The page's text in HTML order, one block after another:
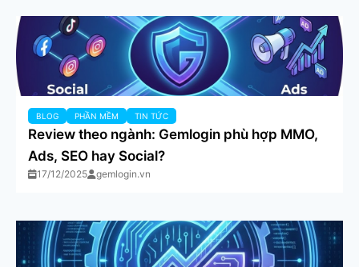
BLOG PHẦN MỀM TIN TỨC
Review theo ngành: Gemlogin phù hợp MMO,
Ads, SEO hay Social?
17/12/2025 gemlogin.vn